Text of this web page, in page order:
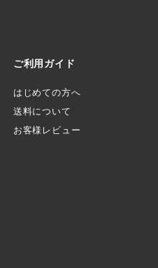
ご利用ガイド
はじめての方へ
送料について
お客様レビュー